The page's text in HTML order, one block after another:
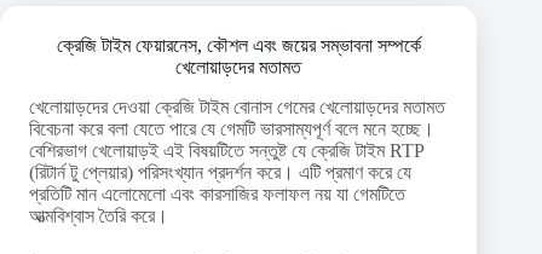
ক্রেজি টাইম ফেয়ারনেস, কৌশল এবং জয়ের সম্ভাবনা সম্পর্কে
খেলোয়াড়দের মতামত
খেলোয়াড়দের দেওয়া ক্রেজি টাইম বোনাস গেমের খেলোয়াড়দের মতামত
বিবেচনা করে বলা যেতে পারে যে গেমটি ভারসাম্যপূর্ণ বলে মনে হচ্ছে।
বেশিরভাগ খেলোয়াড়ই এই বিষয়টিতে সন্তুষ্ট যে ক্রেজি টাইম RTP
(রিটার্ন টু প্লেয়ার) পরিসংখ্যান প্রদর্শন করে। এটি প্রমাণ করে যে
প্রতিটি মান এলোমেলো এবং কারসাজির ফলাফল নয় যা গেমটিতে
আত্মবিশ্বাস তৈরি করে।